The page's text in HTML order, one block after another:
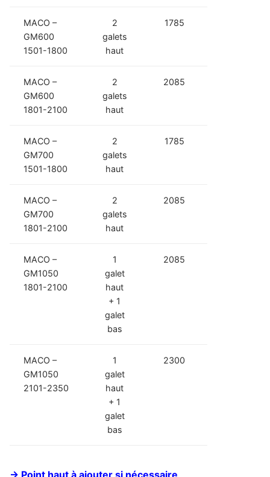
MACO –
GM600
1501-1800
2
galets
haut
1785
MACO –
GM600
1801-2100
2
galets
haut
2085
MACO –
GM700
1501-1800
2
galets
haut
1785
MACO –
GM700
1801-2100
2
galets
haut
2085
MACO –
GM1050
1801-2100
1
galet
haut
+ 1
galet
bas
2085
MACO –
GM1050
2101-2350
1
galet
haut
+ 1
galet
bas
2300